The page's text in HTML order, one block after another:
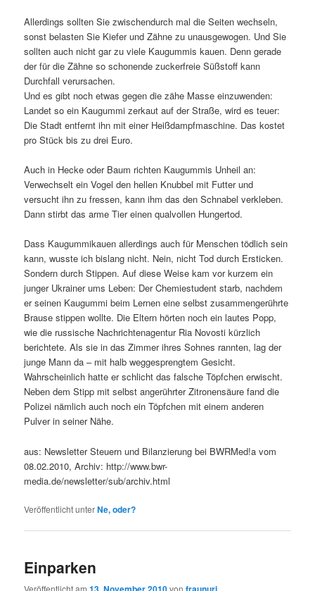
Allerdings sollten Sie zwischendurch mal die Seiten wechseln,
sonst belasten Sie Kiefer und Zähne zu unausgewogen. Und Sie
sollten auch nicht gar zu viele Kaugummis kauen. Denn gerade
der für die Zähne so schonende zuckerfreie Süßstoff kann
Durchfall verursachen.
Und es gibt noch etwas gegen die zähe Masse einzuwenden:
Landet so ein Kaugummi zerkaut auf der Straße, wird es teuer:
Die Stadt entfernt ihn mit einer Heißdampfmaschine. Das kostet
pro Stück bis zu drei Euro.
Auch in Hecke oder Baum richten Kaugummis Unheil an:
Verwechselt ein Vogel den hellen Knubbel mit Futter und
versucht ihn zu fressen, kann ihm das den Schnabel verkleben.
Dann stirbt das arme Tier einen qualvollen Hungertod.
Dass Kaugummikauen allerdings auch für Menschen tödlich sein
kann, wusste ich bislang nicht. Nein, nicht Tod durch Ersticken.
Sondern durch Stippen. Auf diese Weise kam vor kurzem ein
junger Ukrainer ums Leben: Der Chemiestudent starb, nachdem
er seinen Kaugummi beim Lernen eine selbst zusammengerührte
Brause stippen wollte. Die Eltern hörten noch ein lautes Popp,
wie die russische Nachrichtenagentur Ria Novosti kürzlich
berichtete. Als sie in das Zimmer ihres Sohnes rannten, lag der
junge Mann da – mit halb weggesprengtem Gesicht.
Wahrscheinlich hatte er schlicht das falsche Töpfchen erwischt.
Neben dem Stipp mit selbst angerührter Zitronensäure fand die
Polizei nämlich auch noch ein Töpfchen mit einem anderen
Pulver in seiner Nähe.
aus: Newsletter Steuern und Bilanzierung bei BWRMed!a vom
08.02.2010, Archiv: http://www.bwr-
media.de/newsletter/sub/archiv.html
Veröffentlicht unterNe, oder?
Einparken